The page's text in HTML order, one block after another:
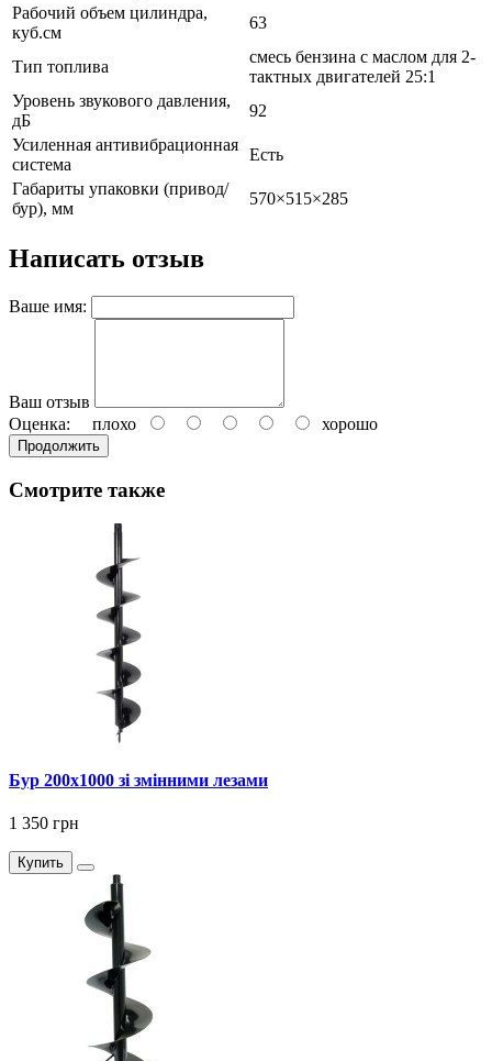
Рабочий объем цилиндра,
куб.см
63
Тип топлива
смесь бензина с маслом для 2-
тактных двигателей 25:1
Уровень звукового давления,
дБ
92
Усиленная антивибрационная
система
Есть
Габариты упаковки (привод/
бур), мм
570×515×285
Написать отзыв
Ваше имя:
Ваш отзыв
Оценка: плохо хорошо
Продолжить
Смотрите также
Бур 200x1000 зі змінними лезами
1 350 грн
Купить